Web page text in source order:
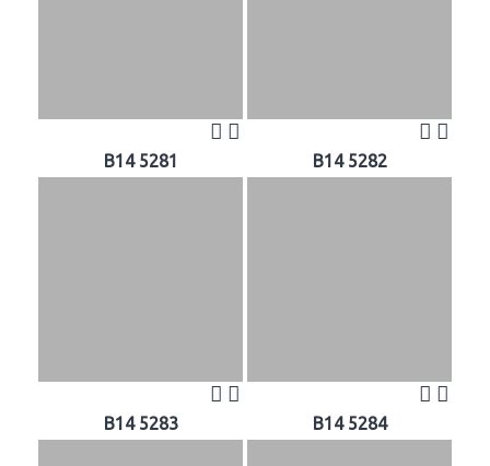
B14 5281 B14 5282
B14 5283 B14 5284